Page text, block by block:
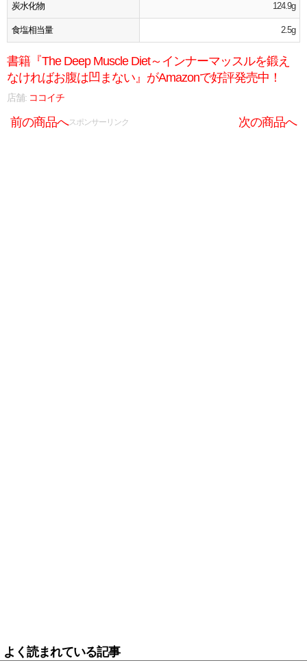
炭水化物 124.9g
食塩相当量 2.5g
書籍『The Deep Muscle Diet～インナーマッスルを鍛え
なければお腹は凹まない』がAmazonで好評発売中！
店舗: ココイチ
前の商品へ 次の商品へ
スポンサーリンク
よく読まれている記事